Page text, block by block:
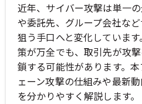
近年、サイバー攻撃は単一
や委託先、グループ会社な
狙う手口へと変化していま
策が万全でも、取引先が攻
鎖する可能性があります。
ェーン攻撃の仕組みや最新
を分かりやすく解説します。